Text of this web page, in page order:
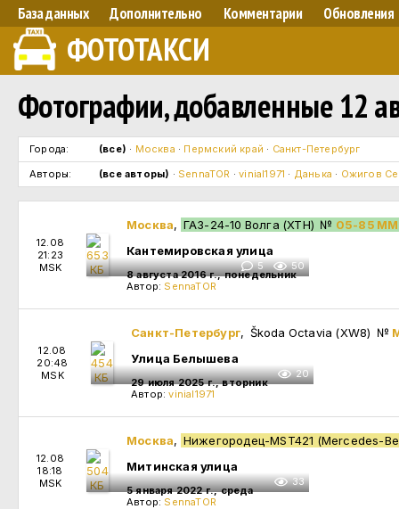
База данных Дополнительно Комментарии Обновления
ФОТОТАКСИ
Фотографии, добавленные 12
Города: (все) · Москва · Пермский край · Санкт-Петербург
Авторы:
(все авторы) · SennaTOR ·vinial1971 · Данька · Ожигов
12.08
21:23
MSK
5 50
Москва, ГАЗ-24-10 Волга (XTH) № 05-85
Кантемировская улица
8 августа 2016 г., понедельник
Автор: SennaTOR
12.08
20:48
MSK
20
Санкт-Петербург, Škoda Octavia (XW8) №
Улица Белышева
29 июля 2025 г., вторник
Автор:vinial1971
12.08
18:18
MSK
33
Москва, Нижегородец-MST421 (Mercedes-
Митинская улица
5 января 2022 г., среда
Автор: SennaTOR